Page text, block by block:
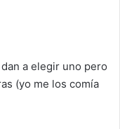
a elegir uno pero
(yo me los comía